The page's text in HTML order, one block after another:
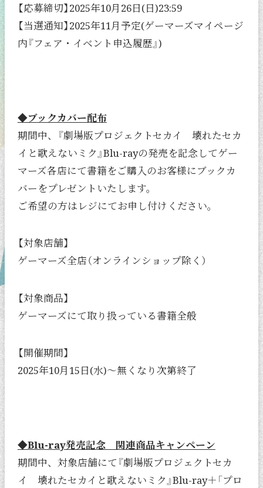
【応募締切】2025年10月26日(日)23:59
【当選通知】2025年11月予定(ゲーマーズマイページ
内『フェア・イベント申込履歴』)
◆ブックカバー配布
期間中、『劇場版プロジェクトセカイ 壊れたセカ
イと歌えないミク』Blu-rayの発売を記念してゲー
マーズ各店にて書籍をご購入のお客様にブックカ
バーをプレゼントいたします。
ご希望の方はレジにてお申し付けください。
【対象店舗】
ゲーマーズ全店（オンラインショップ除く）
【対象商品】
ゲーマーズにて取り扱っている書籍全般
【開催期間】
2025年10月15日(水)～無くなり次第終了
◆Blu-ray発売記念 関連商品キャンペーン
期間中、対象店舗にて『劇場版プロジェクトセカ
イ 壊れたセカイと歌えないミク』Blu-ray＋「プロ